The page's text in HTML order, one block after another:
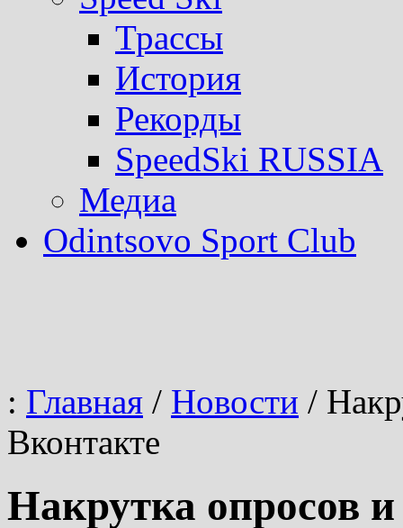
Трассы
История
Рекорды
SpeedSki RUSSIA
Медиа
Odintsovo Sport Club
: Главная / Новости /
Вконтакте
Накрутка опросов